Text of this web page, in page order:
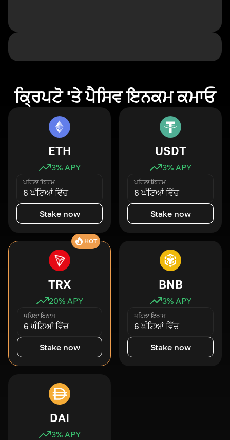
ਕ੍ਰਿਪਟੋ 'ਤੇ ਪੈਸਿਵ ਇਨਕਮ ਕਮਾਓ
ETH
3% APY
ਪਹਿਲਾ ਇਨਾਮ
6 ਘੰਟਿਆਂ ਵਿੱਚ
Stake now
USDT
3% APY
ਪਹਿਲਾ ਇਨਾਮ
6 ਘੰਟਿਆਂ ਵਿੱਚ
Stake now
HOT
TRX
20% APY
ਪਹਿਲਾ ਇਨਾਮ
6 ਘੰਟਿਆਂ ਵਿੱਚ
Stake now
BNB
3% APY
ਪਹਿਲਾ ਇਨਾਮ
6 ਘੰਟਿਆਂ ਵਿੱਚ
Stake now
DAI
3% APY